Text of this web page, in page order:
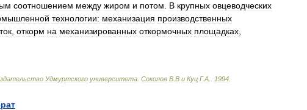
соотношением между жиром и потом В крупных овцеводческих
технологии: механизация производственных
откорм на механизированных откормочных площадках
Удмуртского университета Соколов В В и Куц Г.А 1994